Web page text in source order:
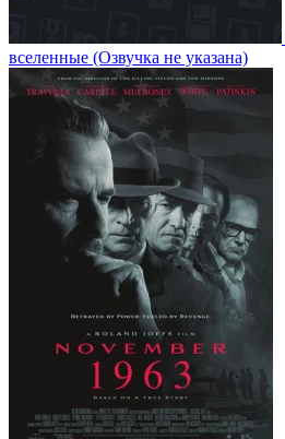
вселенные (Озвучка не указана)